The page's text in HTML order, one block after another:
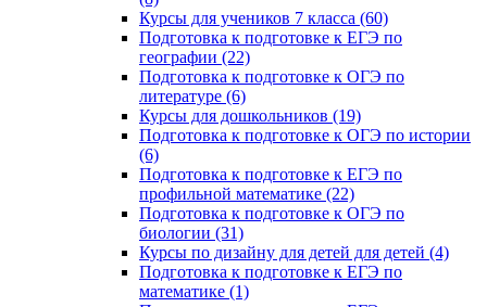
Курсы для учеников 7 класса (60)
Подготовка к подготовке к ЕГЭ по
географии (22)
Подготовка к подготовке к ОГЭ по
литературе (6)
Курсы для дошкольников (19)
Подготовка к подготовке к ОГЭ по истории
(6)
Подготовка к подготовке к ЕГЭ по
профильной математике (22)
Подготовка к подготовке к ОГЭ по
биологии (31)
Курсы по дизайну для детей для детей (4)
Подготовка к подготовке к ЕГЭ по
математике (1)